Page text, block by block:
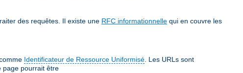
des requêtes. Il existe une RFC informationnelle qui en couvre les
Identificateur de Ressource Uniformisé . Les URLs sont
page pourrait être